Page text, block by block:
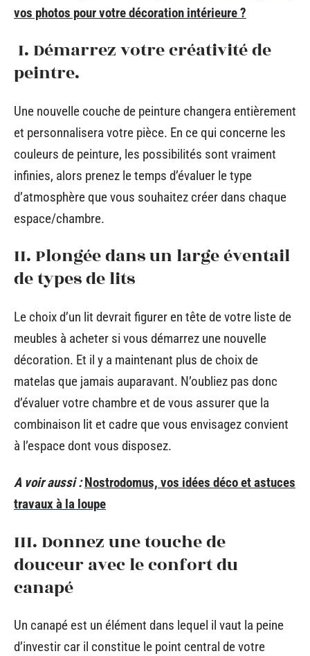
vos photos pour votre décoration intérieure ?
I. Démarrez votre créativité de
peintre.
Une nouvelle couche de peinture changera entièrement
et personnalisera votre pièce. En ce qui concerne les
couleurs de peinture, les possibilités sont vraiment
infinies, alors prenez le temps d’évaluer le type
d’atmosphère que vous souhaitez créer dans chaque
espace/chambre.
II. Plongée dans un large éventail
de types de lits
Le choix d’un lit devrait figurer en tête de votre liste de
meubles à acheter si vous démarrez une nouvelle
décoration. Et il y a maintenant plus de choix de
matelas que jamais auparavant. N’oubliez pas donc
d’évaluer votre chambre et de vous assurer que la
combinaison lit et cadre que vous envisagez convient
à l’espace dont vous disposez.
A voir aussi : Nostrodomus, vos idées déco et astuces
travaux à la loupe
III. Donnez une touche de
douceur avec le confort du
canapé
Un canapé est un élément dans lequel il vaut la peine
d’investir car il constitue le point central de votre